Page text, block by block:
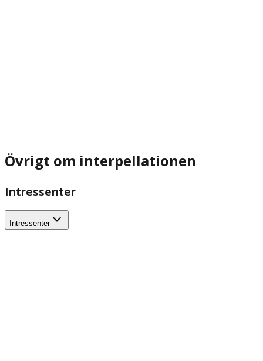
Övrigt om interpellationen
Intressenter
Intressenter